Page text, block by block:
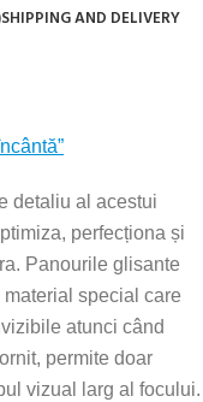
SHIPPING AND DELIVERY
detaliu al acestui
perfecționa și
Panourile glisante
special care
atunci când
permite doar
vizual larg al focului.